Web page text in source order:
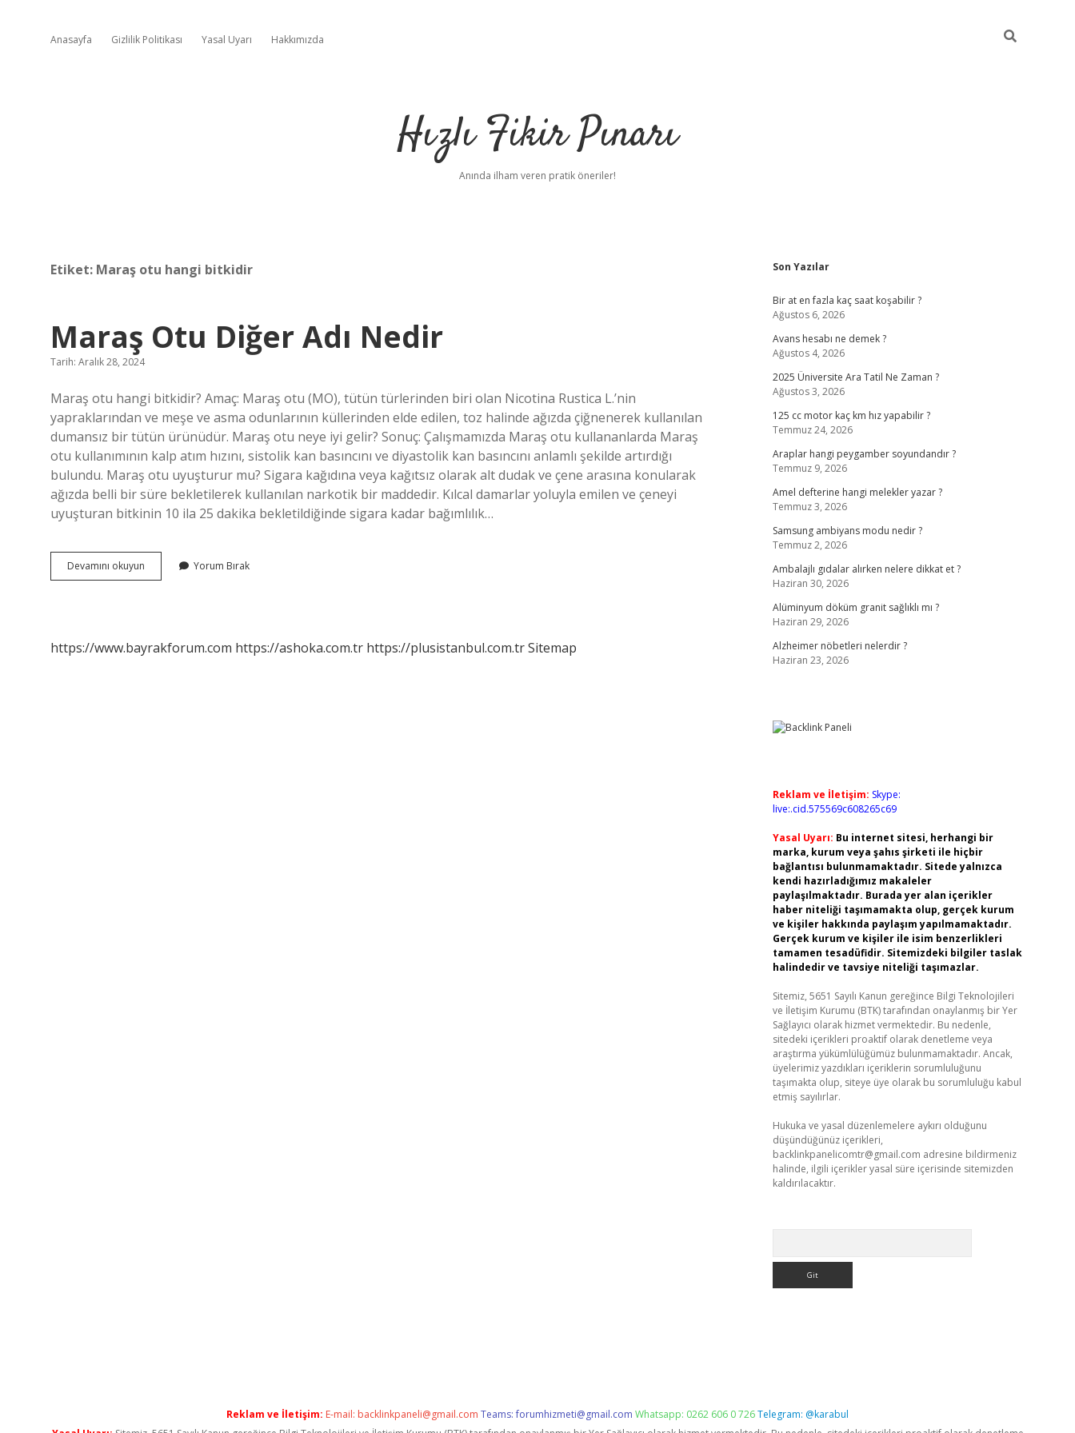
Anasayfa Gizlilik Politikası Yasal Uyarı Hakkımızda
Hızlı Fikir Pınarı
Anında ilham veren pratik öneriler!
Etiket: Maraş otu hangi bitkidir
Maraş Otu Diğer Adı Nedir
Tarih: Aralık 28, 2024
Maraş otu hangi bitkidir? Amaç: Maraş otu (MO), tütün türlerinden biri olan Nicotina Rustica L.’nin
yapraklarından ve meşe ve asma odunlarının küllerinden elde edilen, toz halinde ağızda çiğnenerek kullanılan
dumansız bir tütün ürünüdür. Maraş otu neye iyi gelir? Sonuç: Çalışmamızda Maraş otu kullananlarda Maraş
otu kullanımının kalp atım hızını, sistolik kan basıncını ve diyastolik kan basıncını anlamlı şekilde artırdığı
bulundu. Maraş otu uyuşturur mu? Sigara kağıdına veya kağıtsız olarak alt dudak ve çene arasına konularak
ağızda belli bir süre bekletilerek kullanılan narkotik bir maddedir. Kılcal damarlar yoluyla emilen ve çeneyi
uyuşturan bitkinin 10 ila 25 dakika bekletildiğinde sigara kadar bağımlılık…
Devamını okuyun
Otu
Yorum Bırak
https://www.bayrakforum.com https://ashoka.com.tr https://plusistanbul.com.trSitemap
Sidebar
Son Yazılar
Bir at en fazla kaç saat koşabilir ?
Ağustos 6, 2026
Avans hesabı ne demek ?
Ağustos 4, 2026
2025 Üniversite Ara Tatil Ne Zaman ?
Ağustos 3, 2026
125 cc motor kaç km hız yapabilir ?
Temmuz 24, 2026
Araplar hangi peygamber soyundandır ?
Temmuz 9, 2026
Amel defterine hangi melekler yazar ?
Temmuz 3, 2026
Samsung ambiyans modu nedir ?
Temmuz 2, 2026
Ambalajlı gıdalar alırken nelere dikkat et ?
Haziran 30, 2026
Alüminyum döküm granit sağlıklı mı ?
Haziran 29, 2026
Alzheimer nöbetleri nelerdir ?
Haziran 23, 2026
Reklam ve İletişim: Skype:
live:.cid.575569c608265c69
Yasal Uyarı: Bu internet sitesi, herhangi bir
marka, kurum veya şahıs şirketi ile hiçbir
bağlantısı bulunmamaktadır. Sitede yalnızca
kendi hazırladığımız makaleler
paylaşılmaktadır. Burada yer alan içerikler
haber niteliği taşımamakta olup, gerçek kurum
ve kişiler hakkında paylaşım yapılmamaktadır.
Gerçek kurum ve kişiler ile isim benzerlikleri
tamamen tesadüfidir. Sitemizdeki bilgiler taslak
halindedir ve tavsiye niteliği taşımazlar.
Sitemiz, 5651 Sayılı Kanun gereğince Bilgi Teknolojileri
ve İletişim Kurumu (BTK) tarafından onaylanmış bir Yer
Sağlayıcı olarak hizmet vermektedir. Bu nedenle,
sitedeki içerikleri proaktif olarak denetleme veya
araştırma yükümlülüğümüz bulunmamaktadır. Ancak,
üyelerimiz yazdıkları içeriklerin sorumluluğunu
taşımakta olup, siteye üye olarak bu sorumluluğu kabul
etmiş sayılırlar.
Hukuka ve yasal düzenlemelere aykırı olduğunu
düşündüğünüz içerikleri,
backlinkpanelicomtr@gmail.com adresine bildirmeniz
halinde, ilgili içerikler yasal süre içerisinde sitemizden
kaldırılacaktır.
Reklam ve İletişim: E-mail: backlinkpaneli@gmail.com Teams:forumhizmeti@gmail.com Whatsapp: 0262 606 0 726Telegram: @karabul